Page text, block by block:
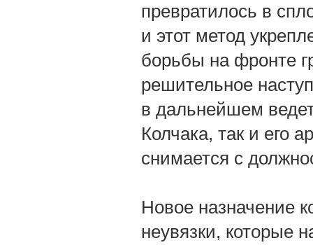
превратилось в
и этот метод
борьбы на фронте
решительное
в дальнейшем
Колчака, так и его
снимается с
Новое назначение
неувязки, которые